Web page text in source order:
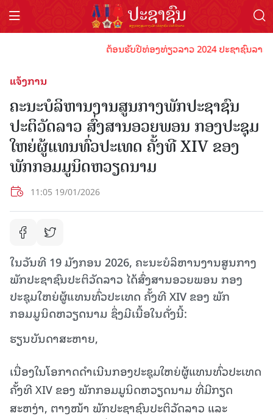
ຕ້ອນຮັບປີທ່ອງທ່ຽວລາວ 2024 ປະຊາຊົນລາວ
ແຈ້ງການ
ຄະນະບໍລິຫານງານສູນກາງພັກປະຊາຊົນ
ປະຕິວັດລາວ ສົ່ງສານອວຍພອນ ກອງປະຊຸມ
ໃຫຍ່ຜູ້ແທນທົ່ວປະເທດ ຄັ້ງທີ XIV ຂອງ
ພັກກອມມູນິດຫວຽດນາມ
11:05 19/01/2026
ໃນວັນທີ 19 ມັງກອນ 2026, ຄະນະບໍລິຫານງານສູນກາງ
ພັກປະຊາຊົນປະຕິວັດລາວ ໄດ້ສົ່ງສານອວຍພອນ ກອງ
ປະຊຸມໃຫຍ່ຜູ້ແທນທົ່ວປະເທດ ຄັ້ງທີ XIV ຂອງ ພັກ
ກອມມູນິດຫວຽດນາມ ຊຶ່ງມີເນື້ອໃນດັ່ງນີ້:
ຮຽນບັນດາສະຫາຍ,
ເນື່ອງໃນໂອກາດດຳເນີນກອງປະຊຸມໃຫຍ່ຜູ້ແທນທົ່ວປະເທດ
ຄັ້ງທີ XIV ຂອງ ພັກກອມມູນິດຫວຽດນາມ ທີ່ມີກຽດ
ສະຫງ່າ, ຕາງໜ້າ ພັກປະຊາຊົນປະຕິວັດລາວ ແລະ